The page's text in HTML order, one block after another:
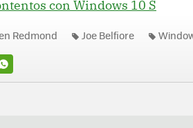
con Windows 10 S
Redmond Joe Belfiore